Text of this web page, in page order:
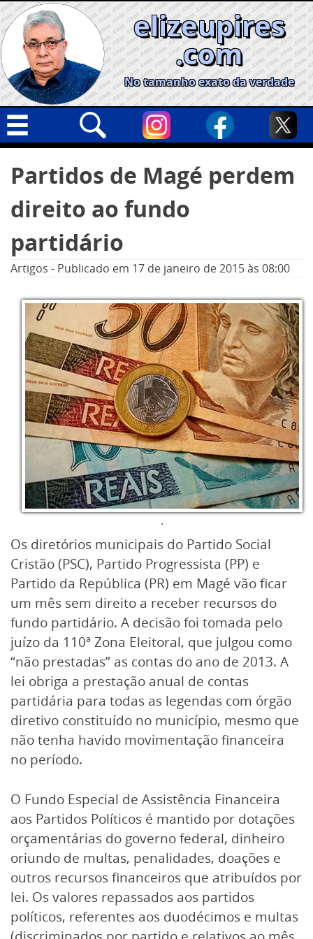
Skip
to
content
elizeupires
.com
No tamanho exato da verdade
Geral
Cidades
Nacional
Informe especial
por:
Partidos de Magé perdem
direito ao fundo
partidário
Artigos - Publicado em 17 de janeiro de 2015às 08:00
.
Os diretórios municipais do Partido Social
Cristão (PSC), Partido Progressista (PP) e
Partido da República (PR) em Magé vão ficar
um mês sem direito a receber recursos do
fundo partidário. A decisão foi tomada pelo
juízo da 110ª Zona Eleitoral, que julgou como
“não prestadas” as contas do ano de 2013. A
lei obriga a prestação anual de contas
partidária para todas as legendas com órgão
diretivo constituído no município, mesmo que
não tenha havido movimentação financeira
no período.
O Fundo Especial de Assistência Financeira
aos Partidos Políticos é mantido por dotações
orçamentárias do governo federal, dinheiro
oriundo de multas, penalidades, doações e
outros recursos financeiros que atribuídos por
lei. Os valores repassados aos partidos
políticos, referentes aos duodécimos e multas